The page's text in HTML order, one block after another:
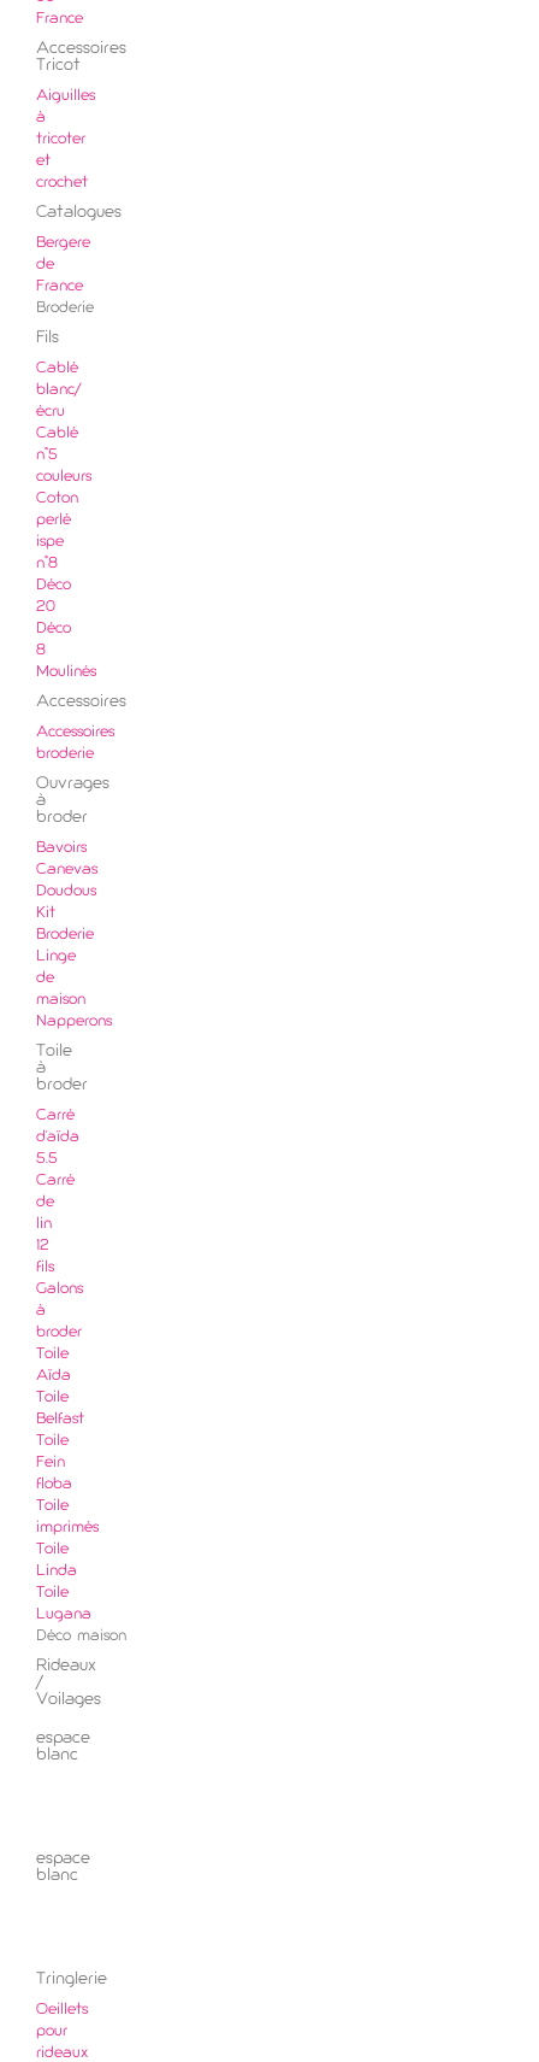
France
Accessoires
Tricot
Aiguilles
à
tricoter
et
crochet
Catalogues
Bergere
de
France
Broderie
Fils
Cablé
blanc/
écru
Cablé
n°5
couleurs
Coton
perlé
ispe
n°8
Déco
20
Déco
8
Moulinés
Accessoires
Accessoires
broderie
Ouvrages
à
broder
Bavoirs
Canevas
Doudous
Kit
Broderie
Linge
de
maison
Napperons
Toile
à
broder
Carré
d'aïda
5.5
Carré
de
lin
12
fils
Galons
à
broder
Toile
Aïda
Toile
Belfast
Toile
Fein
floba
Toile
imprimés
Toile
Linda
Toile
Lugana
Déco maison
Rideaux
/
Voilages
espace
blanc
espace
blanc
Tringlerie
Oeillets
pour
rideaux